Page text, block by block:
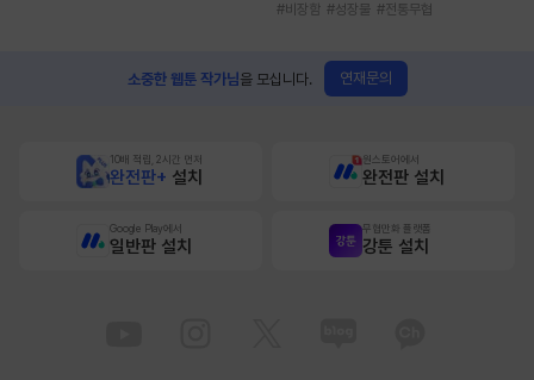
#비장함 #성장물 #전통무협
소중한 웹툰 작가님을 모십니다. 연재문의
10배 적립, 2시간 먼저
완전판+ 설치
원스토어에서
완전판 설치
Google Play에서
일반판 설치
무협만화 플랫폼
강툰 설치